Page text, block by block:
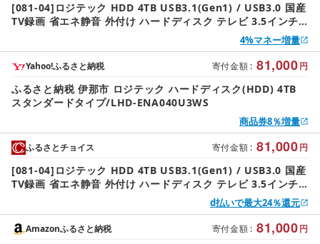
[081-04]ロジテック HDD 4TB USB3.1(Gen1) / USB3.0 国産
TV録画 省エネ静音 外付け ハードディスク テレビ 3.5インチ
4K録画 PS4/PS4 Pro対応[LHD-ENA040U3WS]4%マネー増量
寄付金額 : 81,000円
Yahoo!ふるさと納税
ふるさと納税 伊那市 ロジテック ハードディスク(HDD) 4TB
スタンダードタイプ/LHD-ENA040U3WS
商品券8％増量
寄付金額 : 81,000円
ふるさとチョイス
[081-04]ロジテック HDD 4TB USB3.1(Gen1) / USB3.0 国産
TV録画 省エネ静音 外付け ハードディスク テレビ 3.5インチ
4K録画 PS4/PS4 Pro対応[LHD-ENA040U3WS]d払いで最大24％還元
寄付金額 : 81,000円
Amazonふるさと納税